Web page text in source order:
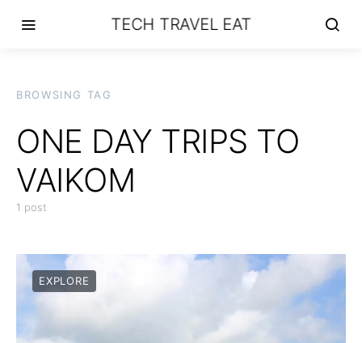
TECH TRAVEL EAT
BROWSING TAG
ONE DAY TRIPS TO
VAIKOM
1 post
EXPLORE